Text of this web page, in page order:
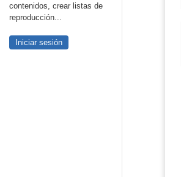
contenidos, crear listas de
reproducción...
Iniciar sesión